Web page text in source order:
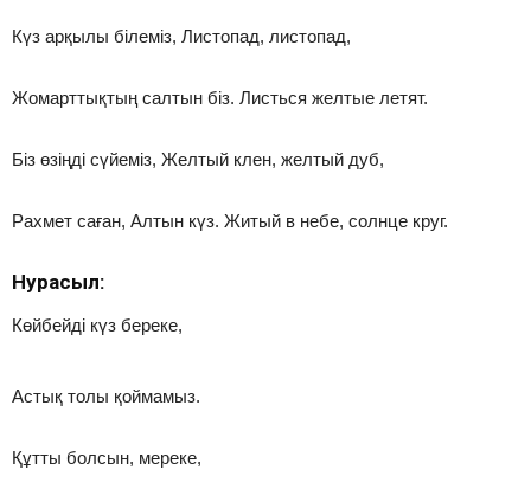
Күз арқылы білеміз, Листопад, листопад,
Жомарттықтың салтын біз. Листься желтые летят.
Біз өзіңді сүйеміз, Желтый клен, желтый дуб,
Рахмет саған, Алтын күз. Житый в небе, солнце круг.
Нурасыл:
Көйбейді күз береке,
Астық толы қоймамыз.
Құтты болсын, мереке,